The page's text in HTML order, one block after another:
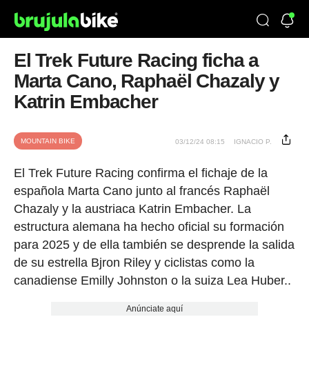
El Trek Future Racing ficha a
Marta Cano, Raphaël Chazaly y
Katrin Embacher
MOUNTAIN BIKE 03/12/24 08:15 IGNACIO P.
El Trek Future Racing confirma el fichaje de la
española Marta Cano junto al francés Raphaël
Chazaly y la austriaca Katrin Embacher. La
estructura alemana ha hecho oficial su formación
para 2025 y de ella también se desprende la salida
de su estrella Bjron Riley y ciclistas como la
canadiense Emilly Johnston o la suiza Lea Huber..
Anúnciate aquí